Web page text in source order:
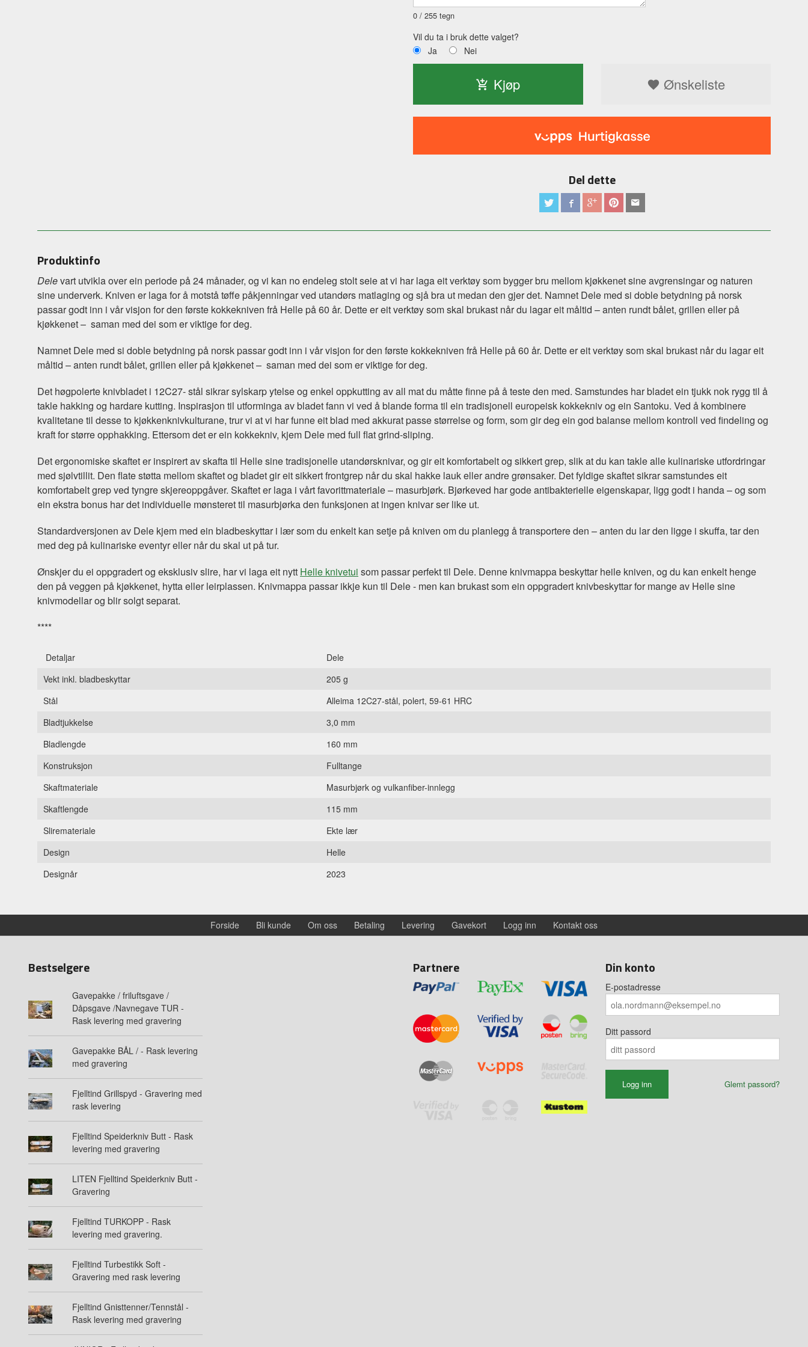
0 / 255 tegn
Vil du ta i bruk dette valget?
Ja
Nei
Kjøp Ønskeliste
Del dette
Produktinfo
Delevart utvikla over ein periode på 24 månader, og vi kan no endeleg stolt seie at vi har laga eit verktøy som bygger bru mellom kjøkkenet sine avgrensingar og naturen
sine underverk. Kniven er laga for å motstå tøffe påkjenningar ved utandørs matlaging og sjå bra ut medan den gjer det. Namnet Dele med si doble betydning på norsk
passar godt inn i vår visjon for den første kokkekniven frå Helle på 60 år. Dette er eit verktøy som skal brukast når du lagar eit måltid – anten rundt bålet, grillen eller på
kjøkkenet – saman med dei som er viktige for deg.
Namnet Dele med si doble betydning på norsk passar godt inn i vår visjon for den første kokkekniven frå Helle på 60 år. Dette er eit verktøy som skal brukast når du lagar eit
måltid – anten rundt bålet, grillen eller på kjøkkenet – saman med dei som er viktige for deg.
Det høgpolerte knivbladet i 12C27- stål sikrar sylskarp ytelse og enkel oppkutting av all mat du måtte finne på å teste den med. Samstundes har bladet ein tjukk nok rygg til å
takle hakking og hardare kutting. Inspirasjon til utforminga av bladet fann vi ved å blande forma til ein tradisjonell europeisk kokkekniv og ein Santoku. Ved å kombinere
kvalitetane til desse to kjøkkenknivkulturane, trur vi at vi har funne eit blad med akkurat passe størrelse og form, som gir deg ein god balanse mellom kontroll ved findeling og
kraft for større opphakking. Ettersom det er ein kokkekniv, kjem Dele med full flat grind-sliping.
Det ergonomiske skaftet er inspirert av skafta til Helle sine tradisjonelle utandørsknivar, og gir eit komfortabelt og sikkert grep, slik at du kan takle alle kulinariske utfordringar
med sjølvtillit. Den flate støtta mellom skaftet og bladet gir eit sikkert frontgrep når du skal hakke lauk eller andre grønsaker. Det fyldige skaftet sikrar samstundes eit
komfortabelt grep ved tyngre skjereoppgåver. Skaftet er laga i vårt favorittmateriale– masurbjørk. Bjørkeved har gode antibakterielle eigenskapar, ligg godt i handa – og som
ein ekstra bonus har det individuelle mønsteret til masurbjørka den funksjonen at ingen knivar ser like ut.
Standardversjonen av Dele kjem med ein bladbeskyttar i lær som du enkelt kan setje på kniven om du planlegg å transportere den –anten du lar den ligge i skuffa, tar den
med deg på kulinariske eventyr eller når du skal ut på tur.
Ønskjer du ei oppgradert og eksklusiv slire, har vi laga eit nytt Helle knivetui som passar perfekt til Dele. Denne knivmappa beskyttar heile kniven, og du kan enkelt henge
den på veggen på kjøkkenet, hytta eller leirplassen. Knivmappa passar ikkje kun til Dele - men kan brukast som ein oppgradert knivbeskyttar for mange av Helle sine
knivmodellar og blir solgt separat.
****
Detaljar
Dele
Vekt inkl. bladbeskyttar
205 g
Stål
Alleima 12C27-stål, polert, 59-61 HRC
Bladtjukkelse
3,0 mm
Bladlengde
160 mm
Konstruksjon
Fulltange
Skaftmateriale
Masurbjørk og vulkanfiber-innlegg
Skaftlengde
115 mm
Sliremateriale
Ekte lær
Design
Helle
Designår
2023
Forside Bli kunde Om oss Betaling Levering Gavekort Logg inn Kontakt oss
Bestselgere
Gavepakke / friluftsgave /
Dåpsgave /Navnegave TUR -
Rask levering med gravering
Gavepakke BÅL / - Rask levering
med gravering
Fjelltind Grillspyd - Gravering med
rask levering
Fjelltind Speiderkniv Butt - Rask
levering med gravering
LITEN Fjelltind Speiderkniv Butt -
Gravering
Fjelltind TURKOPP - Rask
levering med gravering.
Fjelltind Turbestikk Soft -
Gravering med rask levering
Fjelltind Gnisttenner/Tennstål -
Rask levering med gravering
Partnere Din konto
E-postadresse
Ditt passord
Glemt passord?